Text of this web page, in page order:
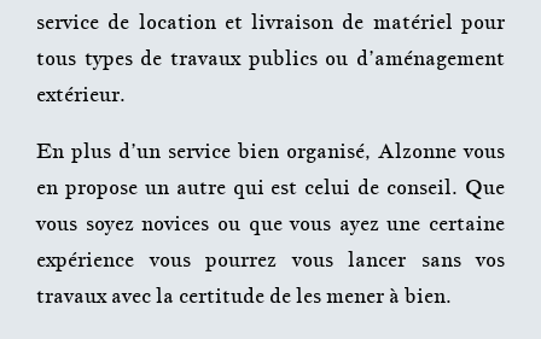
service de location et livraison de matériel pour
tous types de travaux publics ou d’aménagement
extérieur.
En plus d’un service bien organisé, Alzonne vous
en propose un autre qui est celui de conseil. Que
vous soyez novices ou que vous ayez une certaine
expérience vous pourrez vous lancer sans vos
travaux avec la certitude de les mener à bien.